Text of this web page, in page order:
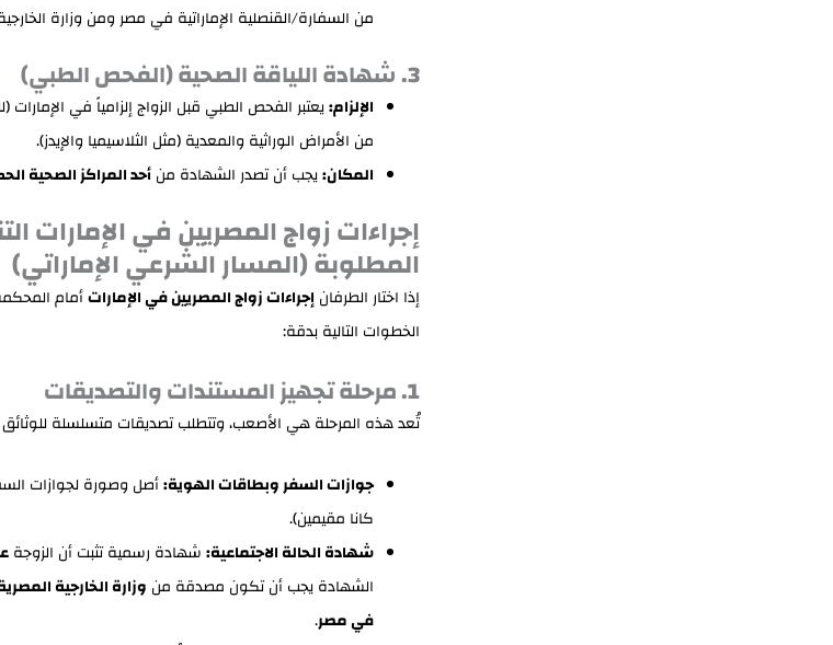
من السفارة/القنصلية الإماراتية في مصر ومن وزارة
3. شهادة اللياقة الصحية (الفحص الطبي)
الإلزام:يعتبر الفحص الطبي قبل الزواج إلزامياً في
من الأمراض الوراثية والمعدية (مثل الثلاسيميا والإيدز).
المكان:يجب أن تصدر الشهادة منأحد المراكز الصحية
إجراءات زواج المصريين في الإمارات
المطلوبة (المسار الشرعي الإماراتي)
إذا اختار الطرفانإجراءات زواج المصريين في الإماراتأمام
الخطوات التالية بدقة:
1. مرحلة تجهيز المستندات والتصديقات
تُعد هذه المرحلة هي الأصعب، وتتطلب تصديقات متسلسلة للوثائق
جوازات السفر وبطاقات الهوية:أصل وصورة لجوازات
كانا مقيمين).
شهادة الحالة الاجتماعية:شهادة رسمية تثبت أن الزوجة
الشهادة يجب أن تكون مصدقة من وزارة الخارجية
في مصر.